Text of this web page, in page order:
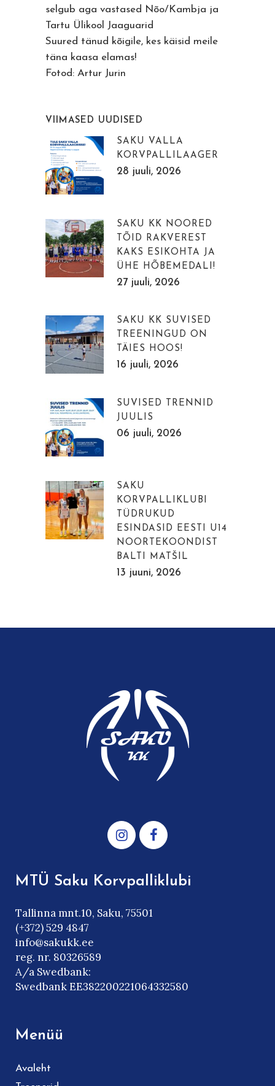
selgub aga vastased Nõo/Kambja ja
Tartu Ülikool Jaaguarid
Suured tänud kõigile, kes käisid meile
täna kaasa elamas!
Fotod: Artur Jurin
VIIMASED UUDISED
SAKU VALLA
KORVPALLILAAGER
28 juuli, 2026
SAKU KK NOORED
TÕID RAKVEREST
KAKS ESIKOHTA JA
ÜHE HÕBEMEDALI!
27 juuli, 2026
SAKU KK SUVISED
TREENINGUD ON
TÄIES HOOS!
16 juuli, 2026
SUVISED TRENNID
JUULIS
06 juuli, 2026
SAKU
KORVPALLIKLUBI
TÜDRUKUD
ESINDASID EESTI U14
NOORTEKOONDIST
BALTI MATŠIL
13 juuni, 2026
MTÜ Saku Korvpalliklubi
Tallinna mnt.10, Saku, 75501
(+372) 529 4847
info@sakukk.ee
reg. nr. 80326589
A/a Swedbank:
Swedbank EE382200221064332580
Menüü
Avaleht